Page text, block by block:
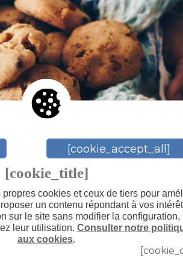
à visiter
[cookie_accept_all]
[cookie_title]
cookies et ceux de tiers pour
un contenu répondant à vos
sur le site sans modifier la configuration,
leur utilisation. Consulter notre
aux cookies.